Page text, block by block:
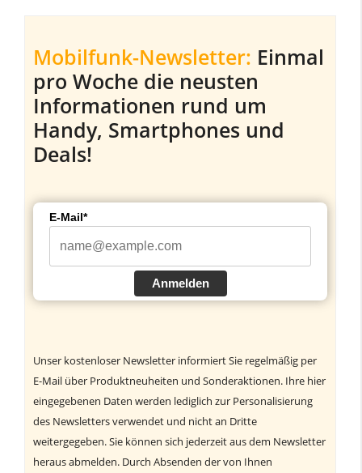
Mobilfunk-Newsletter: Einmal
pro Woche die neusten
Informationen rund um
Handy, Smartphones und
Deals!
E-Mail*
Anmelden
Unser kostenloser Newsletter informiert Sie regelmäßig per
E-Mail über Produktneuheiten und Sonderaktionen. Ihre hier
eingegebenen Daten werden lediglich zur Personalisierung
des Newsletters verwendet und nicht an Dritte
weitergegeben. Sie können sich jederzeit aus dem Newsletter
heraus abmelden. Durch Absenden der von Ihnen